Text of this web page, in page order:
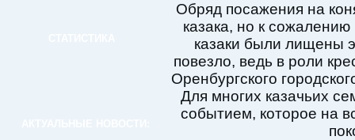
Обряд посажения на
казака, но к
казаки были лищены
повезло, ведь в роли
Оренбургского
Для многих казачьих
событием, которое на